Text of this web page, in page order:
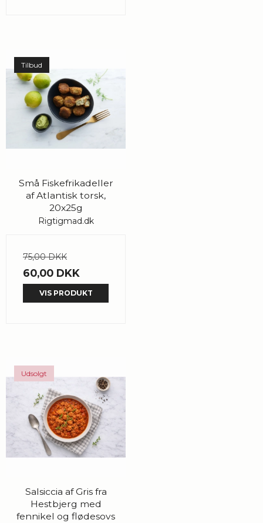
Tilbud
Små Fiskefrikadeller
af Atlantisk torsk,
20x25g
Rigtigmad.dk
75,00 DKK
60,00 DKK
VIS PRODUKT
Udsolgt
Salsiccia af Gris fra
Hestbjerg med
fennikel og flødesovs